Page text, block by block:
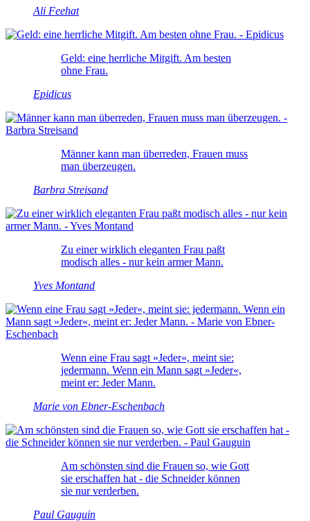
Ali Feehat
Geld: eine herrliche Mitgift. Am besten
ohne Frau.
Epidicus
Männer kann man überreden, Frauen muss
man überzeugen.
Barbra Streisand
Zu einer wirklich eleganten Frau paßt
modisch alles - nur kein armer Mann.
Yves Montand
Wenn eine Frau sagt »Jeder«, meint sie:
jedermann. Wenn ein Mann sagt »Jeder«,
meint er: Jeder Mann.
Marie von Ebner-Eschenbach
Am schönsten sind die Frauen so, wie Gott
sie erschaffen hat - die Schneider können
sie nur verderben.
Paul Gauguin